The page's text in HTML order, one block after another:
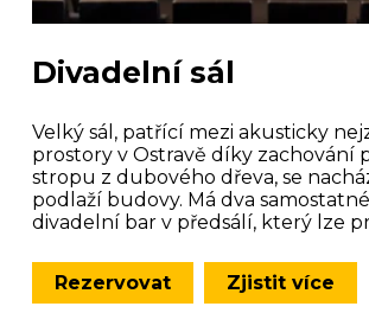
Divadelní sál
Velký sál, patřící mezi akusticky
prostory v Ostravě díky zachování
stropu z dubového dřeva, se
podlaží budovy. Má dva
divadelní bar v předsálí, který lze
Rezervovat Zjistit více